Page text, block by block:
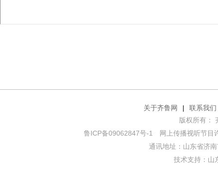
关于齐鲁网 |
联系我们
版权所有：
鲁ICP备09062847号-1
网上传播视听节目
通讯地址：山东省济
技术支持： 山